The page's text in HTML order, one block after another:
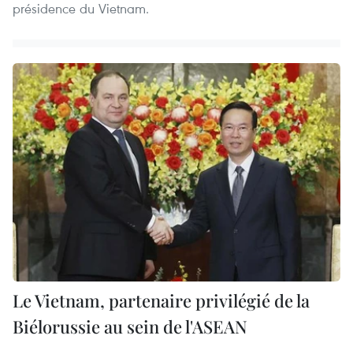
présidence du Vietnam.
Le Vietnam, partenaire privilégié de la
Biélorussie au sein de l'ASEAN